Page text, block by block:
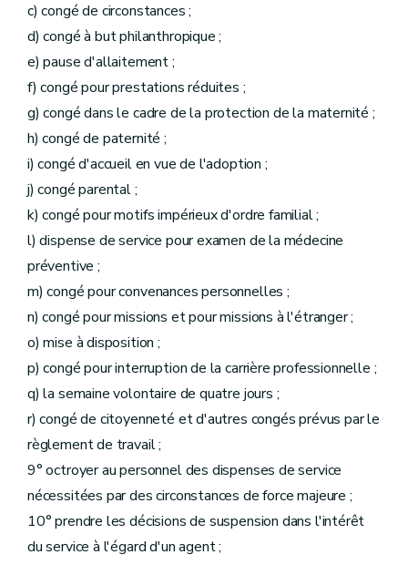
c) congé de circonstances ;
d) congé à but philanthropique ;
e) pause d'allaitement ;
f) congé pour prestations réduites ;
g) congé dans le cadre de la protection de la maternité ;
h) congé de paternité ;
i) congé d'accueil en vue de l'adoption ;
j) congé parental ;
k) congé pour motifs impérieux d'ordre familial ;
l) dispense de service pour examen de la médecine
préventive ;
m) congé pour convenances personnelles ;
n) congé pour missions et pour missions à l'étranger ;
o) mise à disposition ;
p) congé pour interruption de la carrière professionnelle ;
q) la semaine volontaire de quatre jours ;
r) congé de citoyenneté et d'autres congés prévus par le
règlement de travail ;
9° octroyer au personnel des dispenses de service
nécessitées par des circonstances de force majeure ;
10° prendre les décisions de suspension dans l'intérêt
du service à l'égard d'un agent ;